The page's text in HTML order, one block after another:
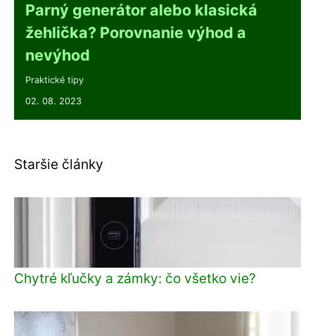
Parný generátor alebo klasická
žehlička? Porovnanie výhod a
nevýhod
Praktické tipy
02. 08. 2023
Staršie články
Chytré kľučky a zámky: čo všetko vie?